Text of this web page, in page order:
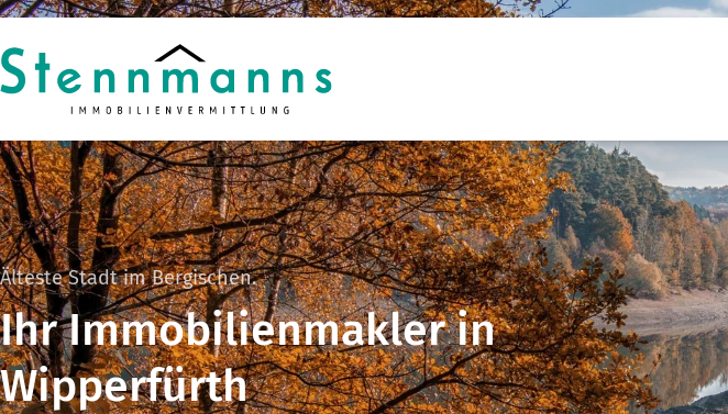
Zum Hauptinhalt springen
Älteste Stadt im Bergischen.
Ihr Immobilienmakler in
Wipperfürth